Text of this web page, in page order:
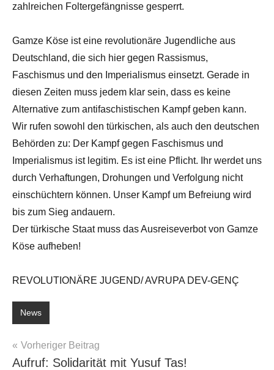
zahlreichen Foltergefängnisse gesperrt.
Gamze Köse ist eine revolutionäre Jugendliche aus
Deutschland, die sich hier gegen Rassismus,
Faschismus und den Imperialismus einsetzt. Gerade in
diesen Zeiten muss jedem klar sein, dass es keine
Alternative zum antifaschistischen Kampf geben kann.
Wir rufen sowohl den türkischen, als auch den deutschen
Behörden zu: Der Kampf gegen Faschismus und
Imperialismus ist legitim. Es ist eine Pflicht. Ihr werdet uns
durch Verhaftungen, Drohungen und Verfolgung nicht
einschüchtern können. Unser Kampf um Befreiung wird
bis zum Sieg andauern.
Der türkische Staat muss das Ausreiseverbot von Gamze
Köse aufheben!
REVOLUTIONÄRE JUGEND/ AVRUPA DEV-GENÇ
News
Beitragsnavigation
Vorheriger Beitrag
Aufruf: Solidarität mit Yusuf Tas!